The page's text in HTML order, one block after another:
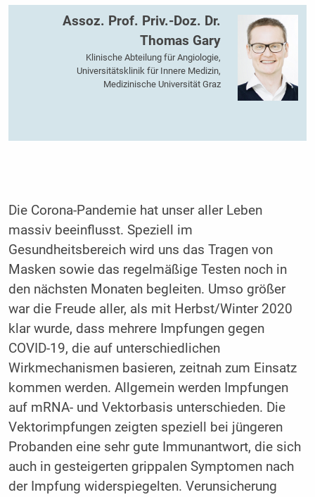
Assoz. Prof. Priv.-Doz. Dr.
Thomas Gary
Klinische Abteilung für Angiologie,
Universitätsklinik für Innere Medizin,
Medizinische Universität Graz
Die Corona-Pandemie hat unser aller Leben
massiv beeinflusst. Speziell im
Gesundheitsbereich wird uns das Tragen von
Masken sowie das regelmäßige Testen noch in
den nächsten Monaten begleiten. Umso größer
war die Freude aller, als mit Herbst/Winter 2020
klar wurde, dass mehrere Impfungen gegen
COVID-19, die auf unterschiedlichen
Wirkmechanismen basieren, zeitnah zum Einsatz
kommen werden. Allgemein werden Impfungen
auf mRNA- und Vektorbasis unterschieden. Die
Vektorimpfungen zeigten speziell bei jüngeren
Probanden eine sehr gute Immunantwort, die sich
auch in gesteigerten grippalen Symptomen nach
der Impfung widerspiegelten. Verunsicherung